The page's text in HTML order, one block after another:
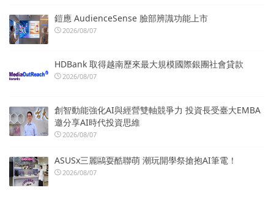
鎧應 AudienceSense 臉部辨識功能上市
2026/08/07
HDBank 取得越南歷來最大規模國際銀團社會貸款
2026/08/07
創智動能強化AI與經營雙軸競爭力 投資長受臺大EMBA
邀分享AI時代投資思維
2026/08/07
ASUSx三麗鷗耍酷聯萌 潮玩開學祭搶抱AI筆電！
2026/08/07